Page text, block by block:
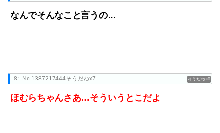
なんでそんなこと言うの…
0
8: No.1387217444そうだねx7
ほむらちゃんさあ…そういうとこだよ